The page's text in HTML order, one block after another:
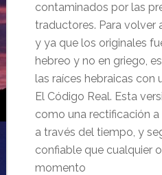
contaminados por las
traductores. Para volver
y ya que los originales
hebreo y no en griego,
las raíces hebraicas con
El Código Real. Esta
como una rectificación
a través del tiempo, y
confiable que cualquier
momento